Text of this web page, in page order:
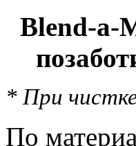
Blend-a-
* При
По